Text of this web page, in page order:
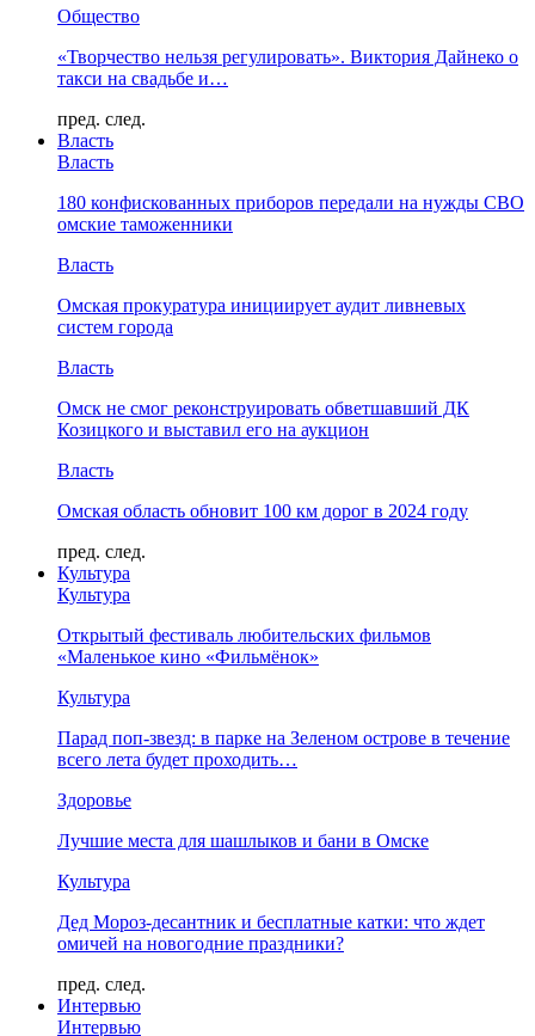
Общество
«Творчество нельзя регулировать». Виктория Дайнеко о
такси на свадьбе и…
пред. след.
Власть
Власть
180 конфискованных приборов передали на нужды СВО
омские таможенники
Власть
Омская прокуратура инициирует аудит ливневых
систем города
Власть
Омск не смог реконструировать обветшавший ДК
Козицкого и выставил его на аукцион
Власть
Омская область обновит 100 км дорог в 2024 году
пред. след.
Культура
Культура
Открытый фестиваль любительских фильмов
«Маленькое кино «Фильмёнок»
Культура
Парад поп-звезд: в парке на Зеленом острове в течение
всего лета будет проходить…
Здоровье
Лучшие места для шашлыков и бани в Омске
Культура
Дед Мороз-десантник и бесплатные катки: что ждет
омичей на новогодние праздники?
пред. след.
Интервью
Интервью